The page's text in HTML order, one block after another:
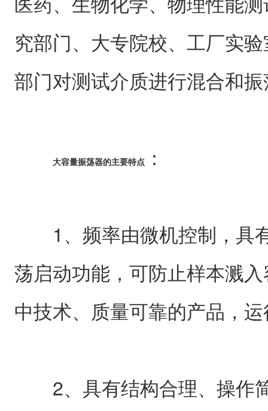
究部门、大专院校、工厂实
部门对测试介质进行混合和
大容量振荡器的主要特点 ：
1、频率由微机控制，具
荡启动功能，可防止样本溅
中技术、质量可靠的产品，
2、具有结构合理、操作